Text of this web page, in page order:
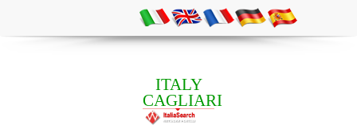
ITALY
CAGLIARI